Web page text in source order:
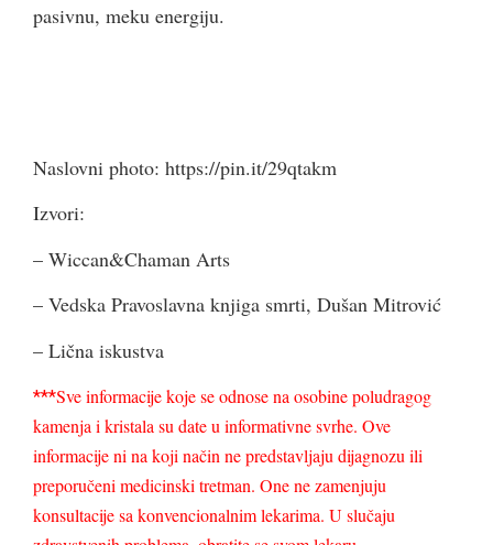
pasivnu, meku energiju.
Naslovni photo: https://pin.it/29qtakm
Izvori:
– Wiccan&Chaman Arts
– Vedska Pravoslavna knjiga smrti, Dušan Mitrović
– Lična iskustva
***Sve informacije koje se odnose na osobine poludragog
kamenja i kristala su date u informativne svrhe. Ove
informacije ni na koji način ne predstavljaju dijagnozu ili
preporučeni medicinski tretman. One ne zamenjuju
konsultacije sa konvencionalnim lekarima. U slučaju